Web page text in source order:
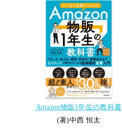
Amazon物販1年生の教科書
(著)中西 恒太